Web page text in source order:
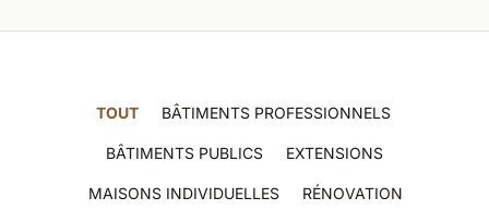
TOUT BÂTIMENTS PROFESSIONNELS
BÂTIMENTS PUBLICS EXTENSIONS
MAISONS INDIVIDUELLES RÉNOVATION